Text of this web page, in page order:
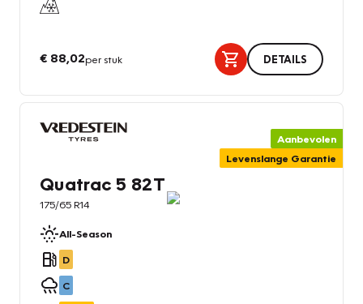
€ 88,02per stuk DETAILS
Aanbevolen
Levenslange Garantie
Quatrac 5 82T
175/65 R14
All-Season
D
C